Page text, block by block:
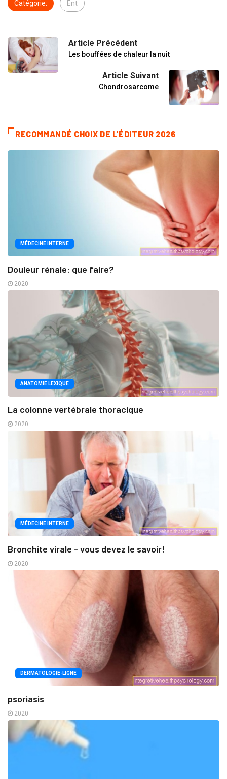
Catégorie: Ent
Article Précédent
Les bouffées de chaleur la nuit
Article Suivant
Chondrosarcome
RECOMMANDÉ CHOIX DE L'ÉDITEUR 2026
MÉDECINE INTERNE
Douleur rénale: que faire?
2020
ANATOMIE LEXIQUE
La colonne vertébrale thoracique
2020
MÉDECINE INTERNE
Bronchite virale - vous devez le savoir!
2020
DERMATOLOGIE-LIGNE
psoriasis
2020